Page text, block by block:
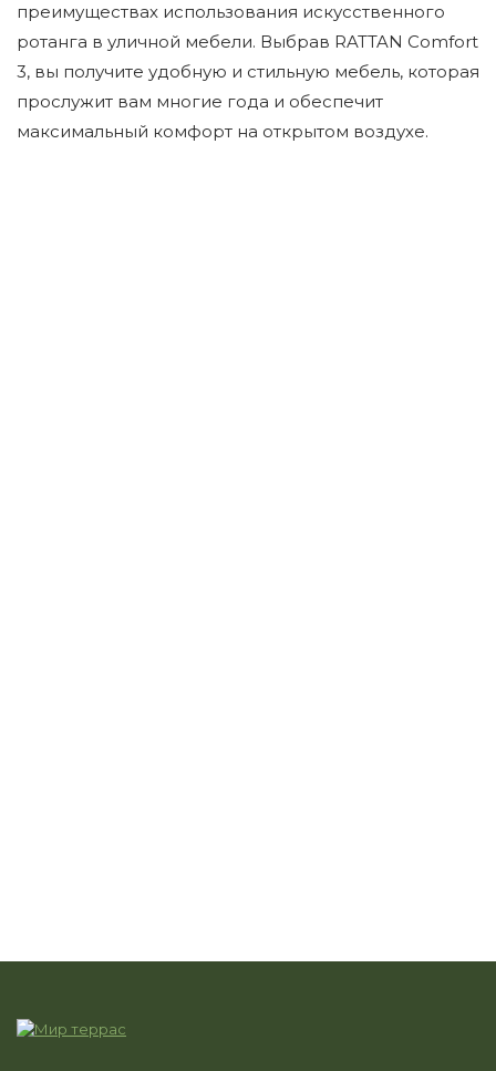
преимуществах использования искусственного
ротанга в уличной мебели. Выбрав RATTAN Comfort
3, вы получите удобную и стильную мебель, которая
прослужит вам многие года и обеспечит
максимальный комфорт на открытом воздухе.